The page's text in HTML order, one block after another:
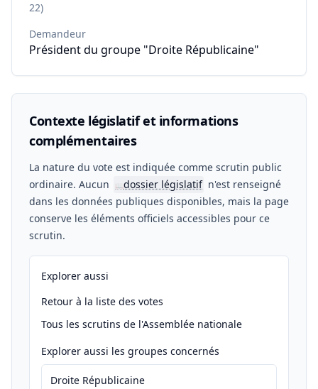
22)
Demandeur
Président du groupe "Droite Républicaine"
Contexte législatif et informations
complémentaires
La nature du vote est indiquée comme scrutin public
ordinaire. Aucun
📖dossier législatif n'est renseigné
dans les données publiques disponibles, mais la page
conserve les éléments officiels accessibles pour ce
scrutin.
Explorer aussi
Retour à la liste des votes
Tous les scrutins de l'Assemblée nationale
Explorer aussi les groupes concernés
Droite Républicaine